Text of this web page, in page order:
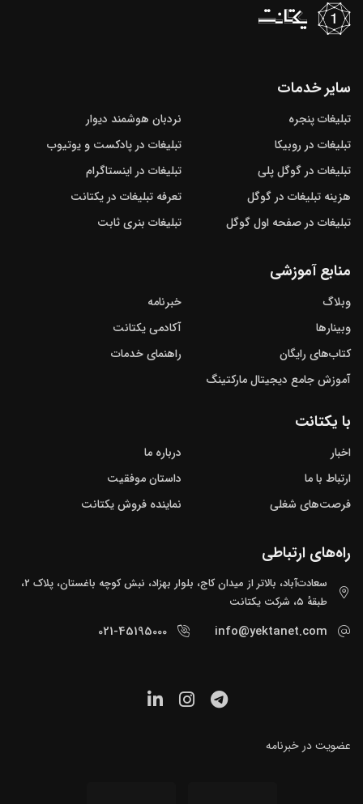
سایر خدمات
تبلیغات پنجره
نردبان هوشمند دیوار
تبلیغات در روبیکا
تبلیغات در پادکست و یوتیوب
تبلیغات در گوگل‌ پلی
تبلیغات در اینستاگرام
هزینه تبلیغات در گوگل
تعرفه تبلیغات در یکتانت
تبلیغات در صفحه اول گوگل
تبلیغات بنری ثابت
منابع آموزشی
وبلاگ
خبرنامه
وبینارها
آکادمی یکتانت
کتاب‌های رایگان
راهنمای خدمات
آموزش جامع دیجیتال مارکتینگ
با یکتانت
اخبار
درباره ما
ارتباط با ما
داستان موفقیت
فرصت‌های شغلی
نماینده فروش یکتانت
راه‌های ارتباطی
سعادت‌آباد، بالاتر از میدان کاج، بلوار بهزاد، نبش کوچه باغستان، پلاک ۲،
طبقهٔ ۵، شرکت یکتانت
info@yektanet.com
021-45195000
عضویت در خبرنامه